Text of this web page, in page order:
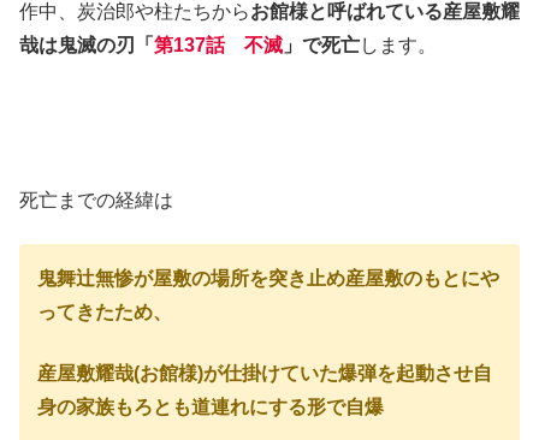
作中、炭治郎や柱たちからお館様と呼ばれている産屋敷耀
哉は鬼滅の刃「 第137話 不滅 」で死亡します。
死亡までの経緯は
鬼舞辻無惨が屋敷の場所を突き止め産屋敷のもとにや
ってきたため、
産屋敷耀哉(お館様)が仕掛けていた爆弾を起動させ自
身の家族もろとも道連れにする形で自爆